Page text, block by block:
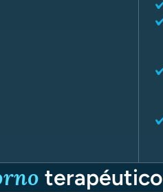
terapéutico